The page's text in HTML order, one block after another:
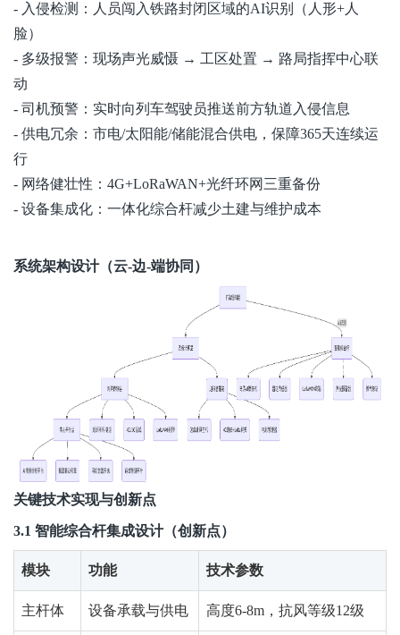
- 入侵检测：人员闯入铁路封闭区域的AI识别（人形+人
脸）
- 多级报警：现场声光威慑 → 工区处置 → 路局指挥中心联
动
- 司机预警：实时向列车驾驶员推送前方轨道入侵信息
- 供电冗余：市电/太阳能/储能混合供电，保障365天连续运
行
- 网络健壮性：4G+LoRaWAN+光纤环网三重备份
- 设备集成化：一体化综合杆减少土建与维护成本
系统架构设计（云-边-端协同）
关键技术实现与创新点
3.1 智能综合杆集成设计（创新点）
模块 功能 技术参数
主杆体 设备承载与供电 高度6-8m，抗风等级12级